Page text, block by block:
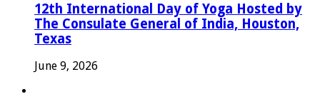
12th International Day of Yoga Hosted by
The Consulate General of India, Houston,
Texas
June 9, 2026